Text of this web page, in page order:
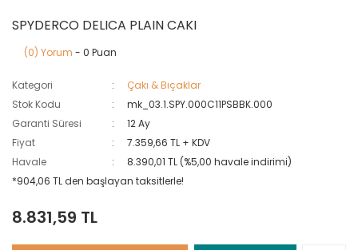
SPYDERCO DELICA PLAIN CAKI
(0) Yorum - 0 Puan
Kategori
Çakı & Bıçaklar
Stok Kodu
mk_03.1.SPY.000C11PSBBK.000
Garanti Süresi
12 Ay
Fiyat
7.359,66 TL + KDV
Havale
8.390,01 TL (%5,00 havale indirimi)
*904,06 TL den başlayan taksitlerle!
8.831,59 TL